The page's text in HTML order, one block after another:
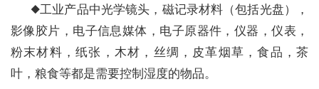
◆工业产品中光学镜头 ， 磁记录材料 （包括光盘），
影像胶片 ， 电子信息媒体 ， 电子原器件 ， 仪器 ，仪表 ，
粉末材料 ，纸张 ， 木材 ， 丝绸 ， 皮革烟草 ，食品 ，茶
叶 ， 粮食等都是需要控制湿度的物品。